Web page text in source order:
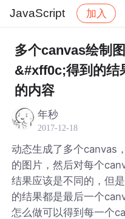
JavaScript 加入
社区 JavaScript
多个canvas绘制
&#xff0c;得到的结
的内容
年秒
2017-12-18
动态生成了多个canvas
的图片，然后对每个
结果应该是不同的，但
的结果都是最后一个
怎么做可以得到每一个